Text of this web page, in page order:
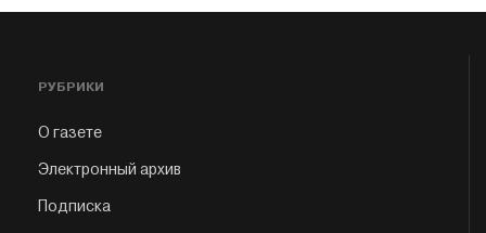
РУБРИКИ
О газете
Электронный архив
Подписка